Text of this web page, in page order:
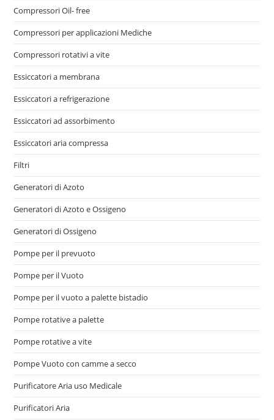
Compressori Oil- free
Compressori per applicazioni Mediche
Compressori rotativi a vite
Essiccatori a membrana
Essiccatori a refrigerazione
Essiccatori ad assorbimento
Essiccatori aria compressa
Filtri
Generatori di Azoto
Generatori di Azoto e Ossigeno
Generatori di Ossigeno
Pompe per il prevuoto
Pompe per il Vuoto
Pompe per il vuoto a palette bistadio
Pompe rotative a palette
Pompe rotative a vite
Pompe Vuoto con camme a secco
Purificatore Aria uso Medicale
Purificatori Aria